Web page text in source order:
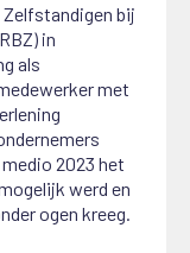
Zelfstandigen bij
in
als
met
2023 het
werd en
ogen kreeg.